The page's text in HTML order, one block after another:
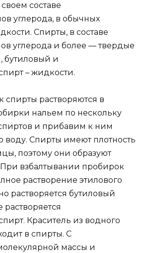
составе
углерода, в обычных
Спирты, в составе
углерода и более — твердые
бутиловый и
– жидкости.
спирты растворяются в
нальем по нескольку
и прибавим к ним
Спирты имеют плотность
поэтому они образуют
взбалтывании пробирок
растворение этилового
растворяется бутиловый
растворяется
Краситель из водного
в спирты. С
массы и